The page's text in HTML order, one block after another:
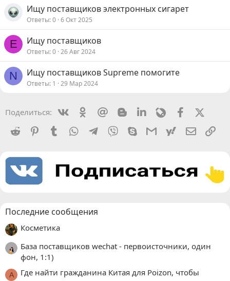
Ищу поставщиков электронных сигарет
Ответы 0 6 Окт 2025
Е Ищу поставщиков
Ответы 0 26 Авг 2024
N Ищу поставщиков Supreme помогите
Ответы 1 29 Мар 2024
Поделиться: VkontakteOdnoklassniki
Mail.ru BloggerLinkedinLivejournalFacebook
Reddit
PinterestTumblr WhatsAppTelegram
Viber SkypeGmailyahoomail
Последние сообщения
Косметика
База поставщиков wechat - первоисточники, один
фон, 1:1)
A
Где найти гражданина Китая для Poizon, чтобы